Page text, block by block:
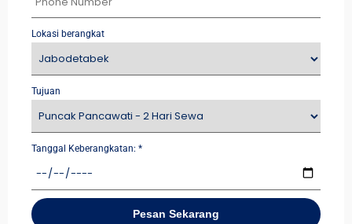
Lokasi berangkat
Tujuan
Tanggal Keberangkatan: *
Pesan Sekarang